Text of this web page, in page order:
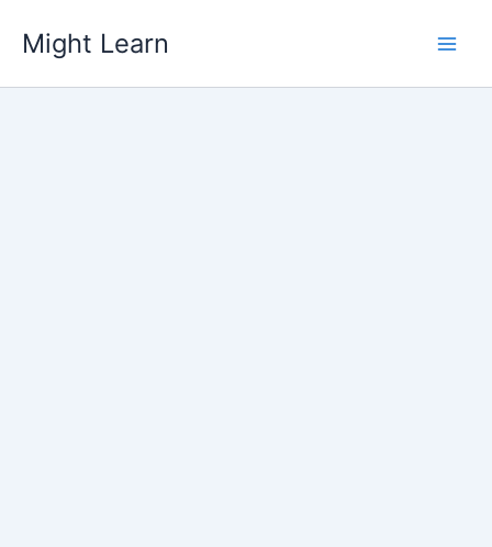
content
Might Learn